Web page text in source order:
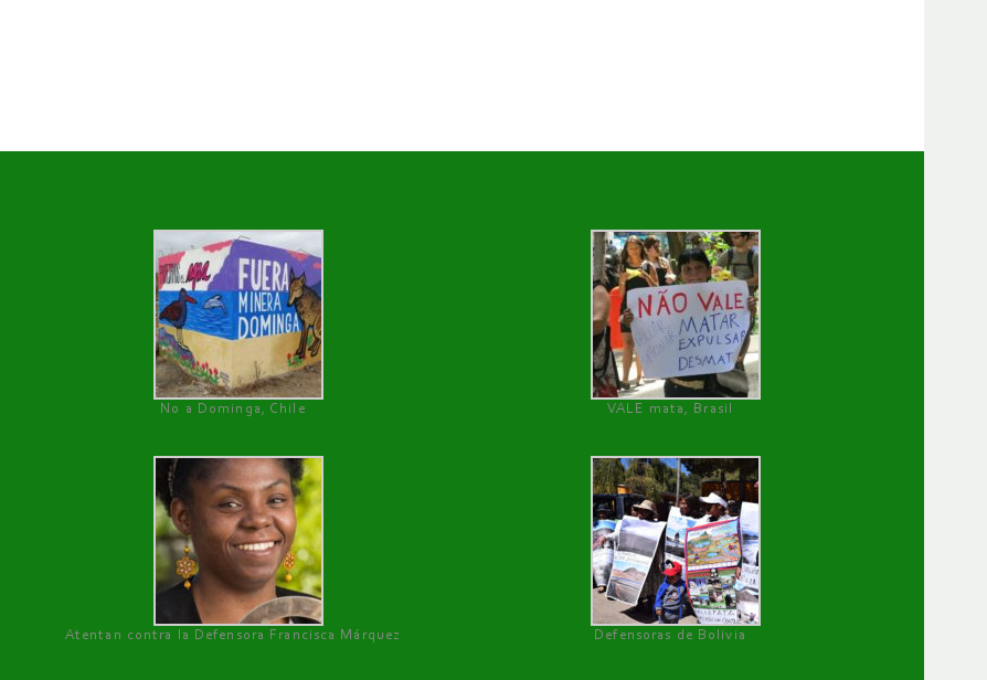
No a Dominga, Chile
VALE mata, Brasil
Atentan contra la Defensora Francisca Márquez Defensoras de Bolivia